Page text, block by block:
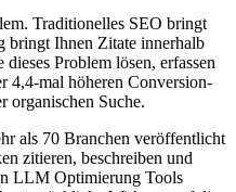
Traditionelles SEO bringt
Ihnen Zitate innerhalb
Problem lösen, erfassen
4,4-mal höheren Conversion-
organischen Suche.
als 70 Branchen veröffentlicht
zitieren, beschreiben und
LLM Optimierung Tools